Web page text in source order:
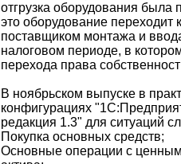
отгрузка оборудования была
это оборудование
поставщиком монтажа и
налоговом периоде, в
перехода права
В ноябрьском выпуске в
конфигурациях
редакция 1.3" для ситуаций
Покупка основных средств;
Основные операции с